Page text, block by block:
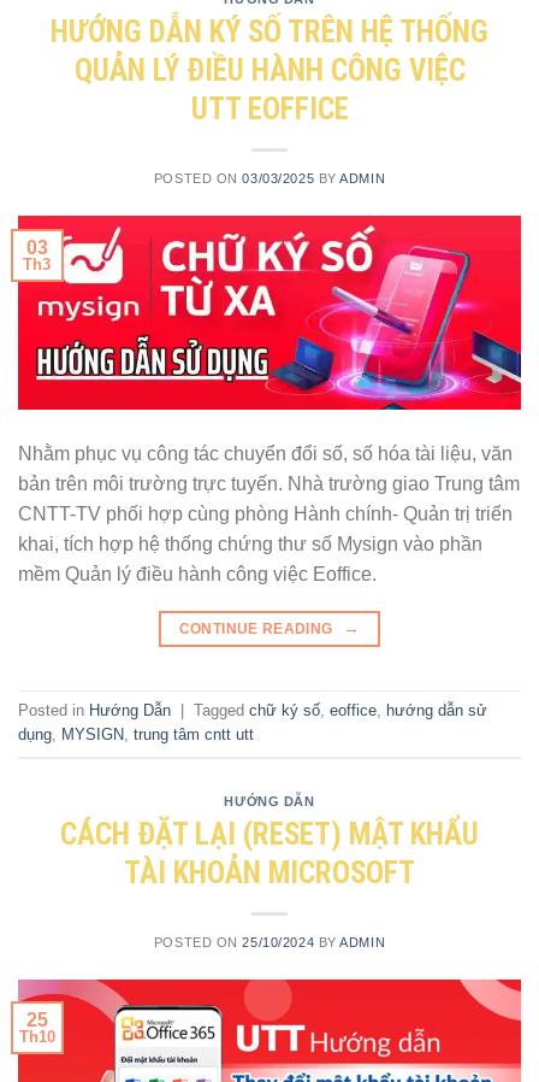
HƯỚNG DẪN KÝ SỐ TRÊN HỆ THỐNG
QUẢN LÝ ĐIỀU HÀNH CÔNG VIỆC
UTT EOFFICE
POSTED ON03/03/2025 BYADMIN
03
Th3
Nhằm phục vụ công tác chuyển đổi số, số hóa tài liệu, văn
bản trên môi trường trực tuyến. Nhà trường giao Trung tâm
CNTT-TV phối hợp cùng phòng Hành chính- Quản trị triển
khai, tích hợp hệ thống chứng thư số Mysign vào phần
mềm Quản lý điều hành công việc Eoffice.
CONTINUE READING →
Posted in Hướng Dẫn Tagged chữ ký số, eoffice, hướng dẫn sử
dụng, MYSIGN, trung tâm cntt utt
HƯỚNG DẪN
CÁCH ĐẶT LẠI (RESET) MẬT KHẨU
TÀI KHOẢN MICROSOFT
POSTED ON25/10/2024 BYADMIN
25
Th10